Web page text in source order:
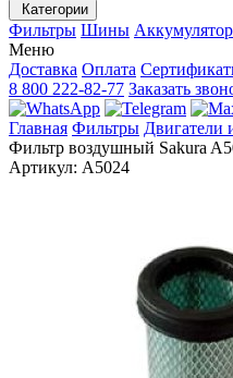
Категории
Фильтры Шины
Меню
Доставка Оплата
8 800 222-82-77 Заказать
Главная Фильтры Двигатели
Фильтр воздушный Sakura
Артикул: A5024